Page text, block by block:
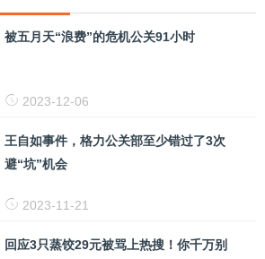
被五月天“浪费”的危机公关91小时
2023-12-06
王自如事件，格力公关部至少错过了3次
避“坑”机会
2023-11-21
回应3只蒸饺29元被骂上热搜！你千万别